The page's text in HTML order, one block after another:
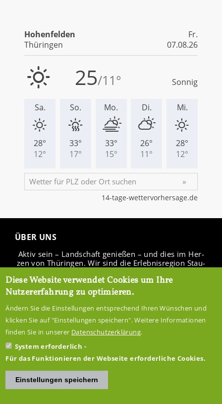
ÜBER UNS
Aktiv sein – Land­schaft ge­nie­ßen – und dies im Her­
zen von Thü­rin­gen. Wir sind die Er­leb­nis­re­gi­on Stau­
IN­FO­CEN­TER
ÜBER­NACH­TEN
IM­PRES­SUM
DA­TEN­SCHUTZ
AN­FAHRT
DOWN­LOADS
Diese Website verwendet Cookies um Ihre
Nutzererfahrung zu optimieren.
Ändern Sie die Einstellungen entsprechend Ihren Wünschen und
klicken Sie auf "Einstellungen speichern". Weitere Informationen
finden Sie in unserer Datenschutzerklärung.
System erforderlich
Für das Funktionieren der Webseite erforderliche Cookies.
Einstellungen speichern